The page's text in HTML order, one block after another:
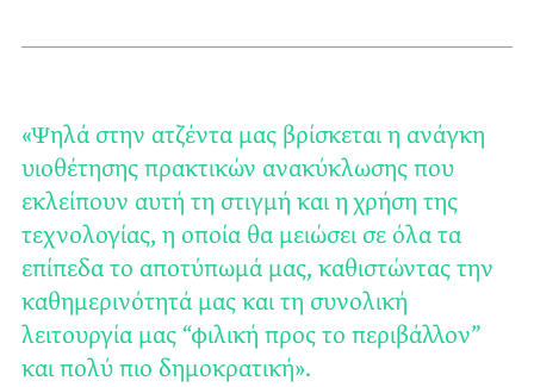
«Ψηλά στην ατζέντα μας βρίσκεται η ανάγκη
υιοθέτησης πρακτικών ανακύκλωσης που
εκλείπουν αυτή τη στιγμή και η χρήση της
τεχνολογίας, η οποία θα μειώσει σε όλα τα
επίπεδα το αποτύπωμά μας, καθιστώντας την
καθημερινότητά μας και τη συνολική
λειτουργία μας “φιλική προς το περιβάλλον”
και πολύ πιο δημοκρατική».